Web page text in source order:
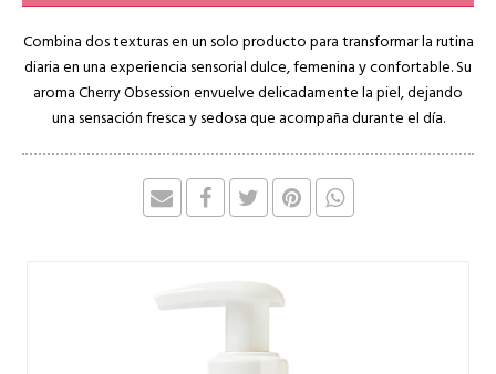
Combina dos texturas en un solo producto para transformar la rutina
diaria en una experiencia sensorial dulce, femenina y confortable. Su
aroma Cherry Obsession envuelve delicadamente la piel, dejando
una sensación fresca y sedosa que acompaña durante el día.